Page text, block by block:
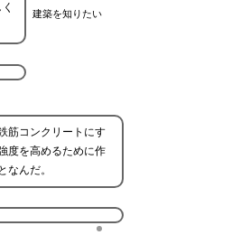
建築を知りたい
筋コンクリートにす
度を高めるために作
なんだ。